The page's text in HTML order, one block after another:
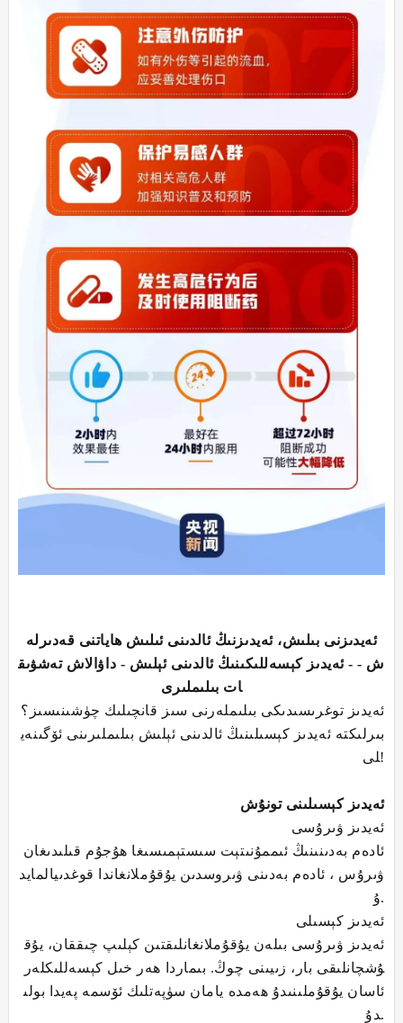
ئەيدىز نى بىلىش، ئەيدىزنىڭ ئالدىنى ئىلىش ھاياتنى قەدىرلە
ش - - ئەيدىز كېسەللىكىنىڭ ئالدىنى ئېلىش - داۋالاش تەشۋىق
ات بىلىملىرى
ئەيدىز توغرىسىدىكى بىلىملەرنى سىز قانچىلىك چۈشىنىسىز؟
بىرلىكتە ئەيدىز كېسىلىنىڭ ئالدىنى ئېلىش بىلىملىرىنى ئۆگىنەي
لى!
ئەيدىز كېسىلىنى تونۇش
ئەيدىز ۋىرۇسى
ئادەم بەدىنىنىڭ ئىممۇنىتېت سىستېمىسىغا ھۇجۇم قىلىدىغان
ۋىرۇس ، ئادەم بەدىنى ۋىروسدىن يۇقۇملانغاندا قوغدىيالمايد
ۇ.
ئەيدىز كېسىلى
ئەيدىز ۋىرۇسى بىلەن يۇقۇملانغانلىقتىن كېلىپ چىققان، يۇق
ۇشچانلىقى بار، زىيىنى چوڭ. بىماردا ھەر خىل كېسەللىكلەر
ئاسان يۇقۇملىنىدۇ ھەمدە يامان سۈپەتلىك ئۆسمە پەيدا بولى
دۇ.